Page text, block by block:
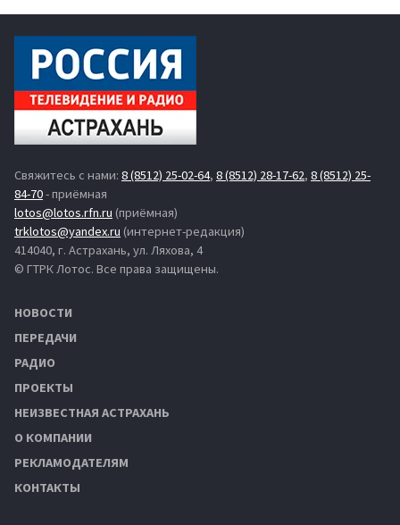
Свяжитесь с нами: 8 (8512) 25-02-64, 8 (8512) 28-17-62, 8 (8512) 25-
84-70- приёмная
lotos@lotos.rfn.ru (приёмная)
trklotos@yandex.ru (интернет-редакция)
414040, г. Астрахань, ул. Ляхова, 4
© ГТРК Лотос. Все права защищены.
НОВОСТИ
ПЕРЕДАЧИ
РАДИО
ПРОЕКТЫ
НЕИЗВЕСТНАЯ АСТРАХАНЬ
О КОМПАНИИ
РЕКЛАМОДАТЕЛЯМ
КОНТАКТЫ